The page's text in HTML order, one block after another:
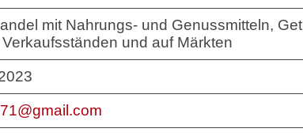
mit Nahrungs- und Genussmitteln,
und auf Märkten